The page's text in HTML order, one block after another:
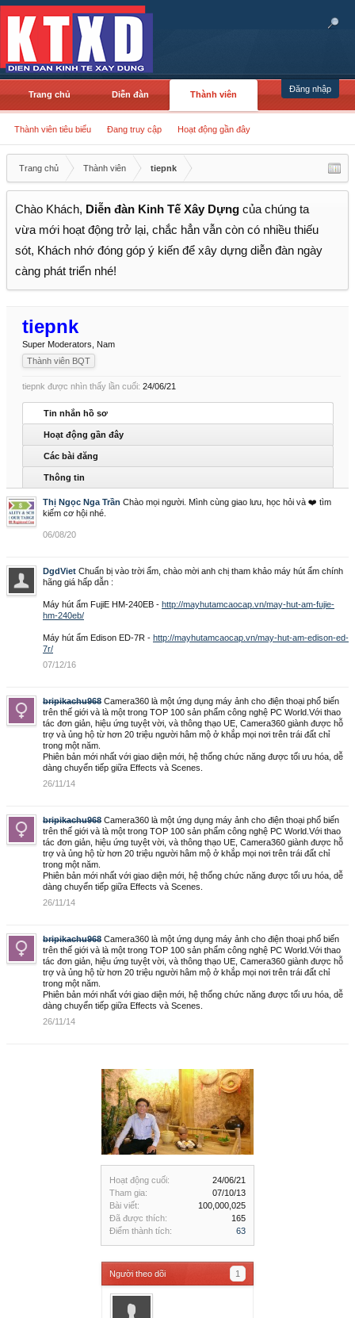
Đăng nhập
Trang chủ Diễn đàn Thành viên
Thành viên tiêu biểu Đang truy cập Hoạt động gần đây
Trang chủ Thành viên tiepnk
Chào Khách, Diễn đàn Kinh Tế Xây Dựng của chúng ta
vừa mới hoạt động trở lại, chắc hẳn vẫn còn có nhiều thiếu
sót, Khách nhớ đóng góp ý kiến để xây dựng diễn đàn ngày
càng phát triển nhé!
Hoạt động cuối:
24/06/21
Tham gia:
07/10/13
Bài viết:
100,000,025
Đã được thích:
165
Điểm thành tích:
63
Người theo dõi 1
tiepnk
Super Moderators , Nam
Thành viên BQT
tiepnk được nhìn thấy lần cuối: 24/06/21
Tin nhắn hồ sơ
Hoạt động gần đây
Các bài đăng
Thông tin
Thị Ngọc Nga Trần Chào mọi người. Mình cùng giao lưu, học hỏi và ❤️ tìm
kiếm cơ hội nhé.
06/08/20
DgdViet Chuẩn bị vào trời ẩm, chào mời anh chị tham khảo máy hút ẩm chính
hãng giá hấp dẫn :
Máy hút ẩm FujiE HM-240EB - http://mayhutamcaocap.vn/may-hut-am-fujie-
hm-240eb/
Máy hút ẩm Edison ED-7R - http://mayhutamcaocap.vn/may-hut-am-edison-ed-
7r/
07/12/16
bripikachu968 Camera360 là một ứng dụng máy ảnh cho điện thoại phổ biến
trên thế giới và là một trong TOP 100 sản phẩm công nghệ PC World.Với thao
tác đơn giản, hiệu ứng tuyệt vời, và thông thạo UE, Camera360 giành được hỗ
trợ và ủng hộ từ hơn 20 triệu người hâm mộ ở khắp mọi nơi trên trái đất chỉ
trong một năm.
Phiên bản mới nhất với giao diện mới, hệ thống chức năng được tối ưu hóa, dễ
dàng chuyển tiếp giữa Effects và Scenes.
26/11/14
bripikachu968 Camera360 là một ứng dụng máy ảnh cho điện thoại phổ biến
trên thế giới và là một trong TOP 100 sản phẩm công nghệ PC World.Với thao
tác đơn giản, hiệu ứng tuyệt vời, và thông thạo UE, Camera360 giành được hỗ
trợ và ủng hộ từ hơn 20 triệu người hâm mộ ở khắp mọi nơi trên trái đất chỉ
trong một năm.
Phiên bản mới nhất với giao diện mới, hệ thống chức năng được tối ưu hóa, dễ
dàng chuyển tiếp giữa Effects và Scenes.
26/11/14
bripikachu968 Camera360 là một ứng dụng máy ảnh cho điện thoại phổ biến
trên thế giới và là một trong TOP 100 sản phẩm công nghệ PC World.Với thao
tác đơn giản, hiệu ứng tuyệt vời, và thông thạo UE, Camera360 giành được hỗ
trợ và ủng hộ từ hơn 20 triệu người hâm mộ ở khắp mọi nơi trên trái đất chỉ
trong một năm.
Phiên bản mới nhất với giao diện mới, hệ thống chức năng được tối ưu hóa, dễ
dàng chuyển tiếp giữa Effects và Scenes.
26/11/14